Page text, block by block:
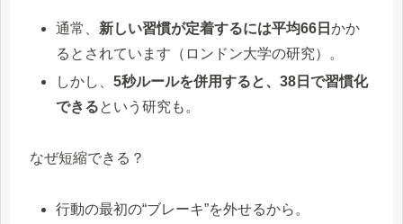
通常、 新しい習慣が定着するには平均66日かか
るとされています（ロンドン大学の研究）。
しかし、5秒ルールを併用すると、38日で習慣化
できるという研究も。
なぜ短縮できる？
行動の最初の“ブレーキ”を外せるから。